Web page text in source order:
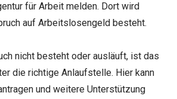
für Arbeit melden. Dort wird
auf Arbeitslosengeld besteht.
nicht besteht oder ausläuft, ist das
die richtige Anlaufstelle. Hier kann
und weitere Unterstützung